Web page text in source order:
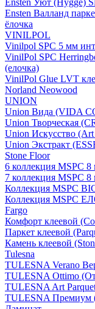
Ensten Уют (Hygge)
Ensten Валланд
ёлочка
VINILPOL
Vinilpol SPC 5 мм
VinilPol SPC
(елочка)
VinilPol Glue LVT
Norland Neowood
UNION
Union Вида (VIDA
Union Творческая
Union Искусство
Union Экстракт
Stone Floor
6 коллекция MSPC
7 коллекция MSPC
Коллекция MSPC
Коллекция MSPC
Fargo
Комфорт клеевой
Паркет клеевой
Камень клеевой
Tulesna
TULESNA Verano
TULESNA Ottimo
TULESNA Art
TULESNA Премиум